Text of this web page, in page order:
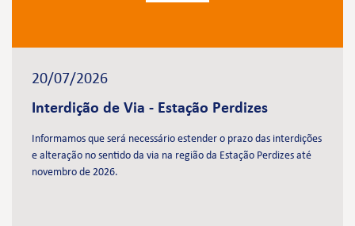
20/07/2026
Interdição de Via - Estação Perdizes
Informamos que será necessário estender o prazo das interdições
e alteração no sentido da via na região da Estação Perdizes até
novembro de 2026.